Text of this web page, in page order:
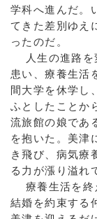
学科へ進んだ。
てきた差別ゆえ
ったのだ。
人生の進路を
患い、療養生活
間大学を休学し
ふとしたことか
流旅館の娘であ
を抱いた。美津
き飛び、病気療
る力が漲り溢れ
療養生活を終
結婚を約束する